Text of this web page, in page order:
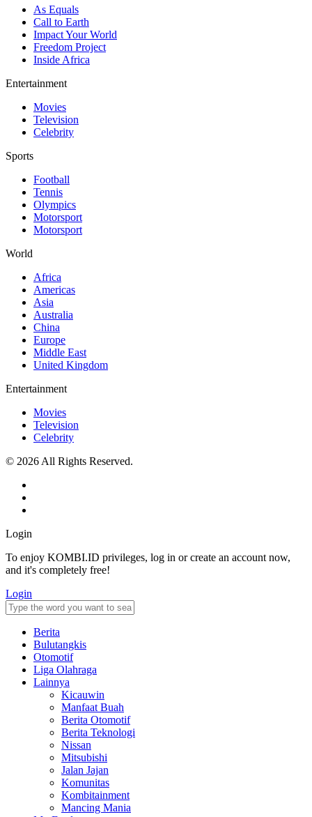
As Equals
Call to Earth
Impact Your World
Freedom Project
Inside Africa
Entertainment
Movies
Television
Celebrity
Sports
Football
Tennis
Olympics
Motorsport
Motorsport
World
Africa
Americas
Asia
Australia
China
Europe
Middle East
United Kingdom
Entertainment
Movies
Television
Celebrity
© 2026 All Rights Reserved.
Login
To enjoy KOMBI.ID privileges, log in or create an account now,
and it's completely free!
Login
Berita
Bulutangkis
Otomotif
Liga Olahraga
Lainnya
Kicauwin
Manfaat Buah
Berita Otomotif
Berita Teknologi
Nissan
Mitsubishi
Jalan Jajan
Komunitas
Kombitainment
Mancing Mania